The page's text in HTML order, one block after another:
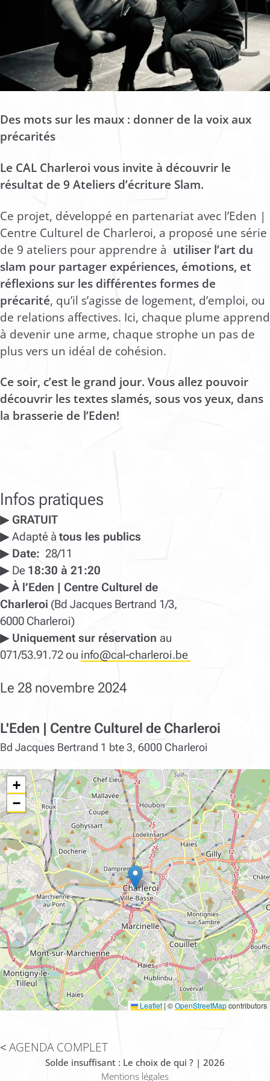
Des mots sur les maux : donner de la voix aux
précarités
Le CAL Charleroi vous invite à découvrir le
résultat de 9 Ateliers d’écriture Slam.
Ce projet, développé en partenariat avec l’Eden |
Centre Culturel de Charleroi, a proposé une série
de 9 ateliers pour apprendre à utiliser l’art du
slam pour partager expériences, émotions, et
réflexions sur les différentes formes de
précarité, qu’il s’agisse de logement, d’emploi, ou
de relations affectives. Ici, chaque plume apprend
à devenir une arme, chaque strophe un pas de
plus vers un idéal de cohésion.
Ce soir, c’est le grand jour. Vous allez pouvoir
découvrir les textes slamés, sous vos yeux, dans
la brasserie de l’Eden!
Infos pratiques
▶ GRATUIT
▶Adapté à tous les publics
▶ Date: 28/11
▶ De 18:30 à 21:20
▶ À l’Eden | Centre Culturel de
Charleroi (Bd Jacques Bertrand 1/3,
6000 Charleroi)
▶ Uniquement sur réservation au
071/53.91.72 ou info@cal-charleroi.be
Le 28 novembre 2024
L'Eden | Centre Culturel de Charleroi
Bd Jacques Bertrand 1 bte 3, 6000 Charleroi
+
−
Leaflet | ©OpenStreetMapcontributors
AGENDA COMPLET
Solde insuffisant : Le choix de qui ? | 2026
Mentions légales